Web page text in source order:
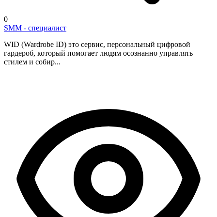
0
SMM - специалист
WID (Wardrobe ID) это сервис, персональный цифровой
гардероб, который помогает людям осознанно управлять
стилем и собир...